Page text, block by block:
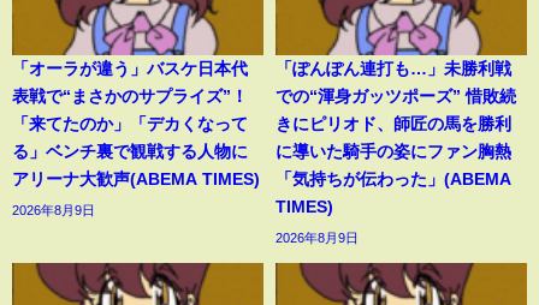
「オーラが違う」バスケ日本代
表戦で“まさかのサプライズ”！
「来てたのか」「デカくなって
る」ベンチ裏で観戦する人物に
アリーナ大歓声(ABEMA TIMES)
2026年8月9日
「ぽんぽん連打も…」未勝利戦
での“渾身ガッツポーズ” 惜敗続
きにピリオド、師匠の馬を勝利
に導いた騎手の姿にファン胸熱
「気持ちが伝わった」(ABEMA
TIMES)
2026年8月9日